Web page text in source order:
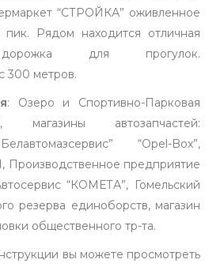
“СТРОЙКА” оживленное
Рядом находится отличная
для прогулок.
300 метров.
: Озеро и Спортивно-Парковая
магазины автозапчастей:
“Opel-Box”,
Производственное предприятие
“КОМЕТА”, Гомельский
резерва единоборств, магазин
общественного тр-та.
вы можете просмотреть